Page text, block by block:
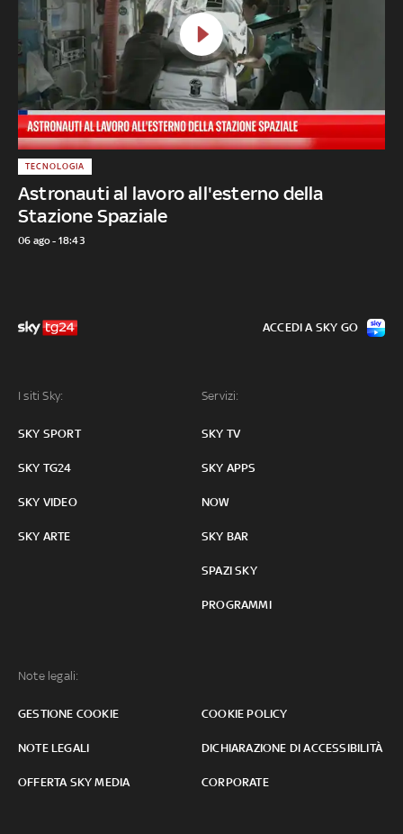
Astronauti al lavoro all'esterno della
Stazione Spaziale
TECNOLOGIA
06 ago - 18:43
I siti Sky:
SKY SPORT
SKY TG24
SKY VIDEO
SKY ARTE
Servizi:
SKY TV
SKY APPS
NOW
SKY BAR
SPAZI SKY
PROGRAMMI
Note legali:
GESTIONE COOKIE COOKIE POLICY
NOTE LEGALI DICHIARAZIONE DI ACCESSIBILITÀ
OFFERTA SKY MEDIA CORPORATE
ACCEDI A SKY GO